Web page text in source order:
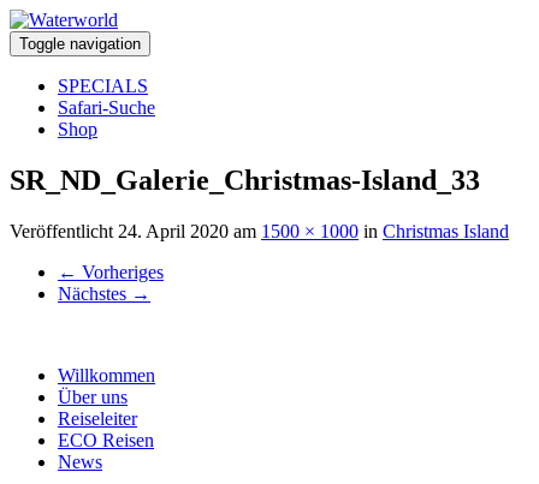
Toggle navigation
SPECIALS
Safari-Suche
Shop
SR_ND_Galerie_Christmas-Island_33
Veröffentlicht 24. April 2020 am 1500 × 1000 in Christmas Island
← Vorheriges
Nächstes →
Willkommen
Über uns
Reiseleiter
ECO Reisen
News